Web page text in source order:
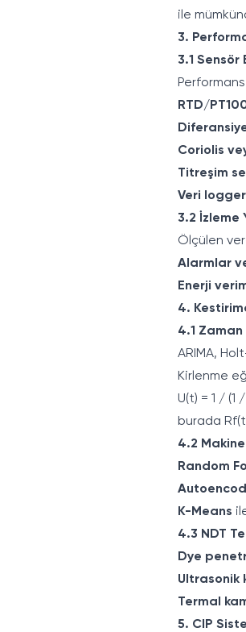
ile
3.
3.1 Sensör
RTD/
Coriolis
Titreşim
Veri
3.2 İzleme
Ölçülen
Alarmlar
Enerji
4.
4.1
ARIMA,
Kirlenme
U(t) = 1 / (1
burada
4.2
Random
K-Means
4.3 NDT
Dye
Ultrasonik
Termal
5. CIP